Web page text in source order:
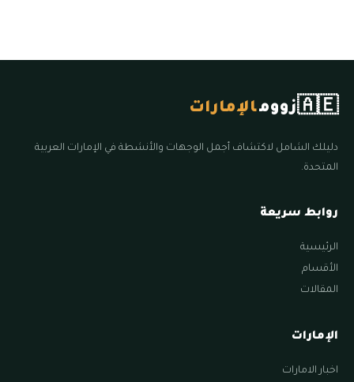
🇦🇪زوومالإمارات
دليلك الشامل لاكتشاف أجمل الوجهات والأنشطة في الإمارات العربية
المتحدة.
روابط سريعة
الرئيسية
الأقسام
المقالات
الإمارات
اخبار الامارات